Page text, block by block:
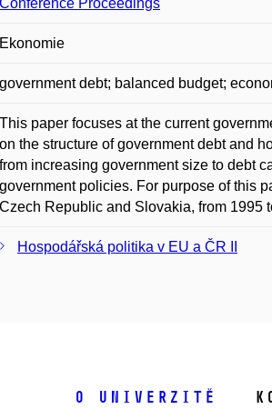
Conference Proceedings
Ekonomie
government debt; balanced budget;
This paper focuses at the current
on the structure of government debt and
from increasing government size to debt
government policies. For purpose of this
Czech Republic and Slovakia, from 1995
Hospodářská politika v EU a ČR II
O univerzitě